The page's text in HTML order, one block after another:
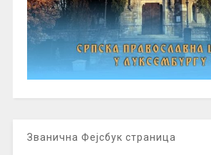
Званична Фејсбук страница